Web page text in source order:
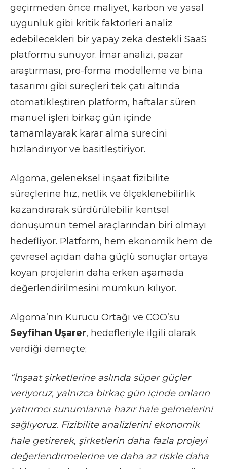
geçirmeden önce maliyet, karbon ve yasal
uygunluk gibi kritik faktörleri analiz
edebilecekleri bir yapay zeka destekli SaaS
platformu sunuyor. İmar analizi, pazar
araştırması, pro-forma modelleme ve bina
tasarımı gibi süreçleri tek çatı altında
otomatikleştiren platform, haftalar süren
manuel işleri birkaç gün içinde
tamamlayarak karar alma sürecini
hızlandırıyor ve basitleştiriyor.
Algoma, geleneksel inşaat fizibilite
süreçlerine hız, netlik ve ölçeklenebilirlik
kazandırarak sürdürülebilir kentsel
dönüşümün temel araçlarından biri olmayı
hedefliyor. Platform, hem ekonomik hem de
çevresel açıdan daha güçlü sonuçlar ortaya
koyan projelerin daha erken aşamada
değerlendirilmesini mümkün kılıyor.
Algoma’nın Kurucu Ortağı ve COO’su
Seyfihan Uşarer, hedefleriyle ilgili olarak
verdiği demeçte;
“İnşaat şirketlerine aslında süper güçler
veriyoruz, yalnızca birkaç gün içinde onların
yatırımcı sunumlarına hazır hale gelmelerini
sağlıyoruz. Fizibilite analizlerini ekonomik
hale getirerek, şirketlerin daha fazla projeyi
değerlendirmelerine ve daha az riskle daha